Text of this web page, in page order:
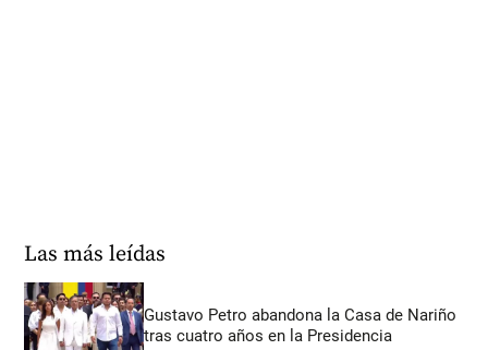
Las más leídas
Gustavo Petro abandona la Casa de Nariño
tras cuatro años en la Presidencia